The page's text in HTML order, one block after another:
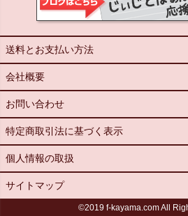
送料とお支払い方法
会社概要
お問い合わせ
特定商取引法に基づく表示
個人情報の取扱
サイトマップ
©2019 f-kayama.com All